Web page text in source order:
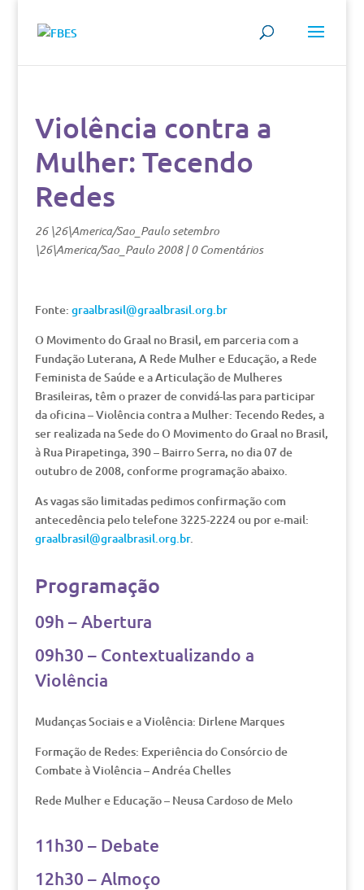
Violência contra a
Mulher: Tecendo
Redes
26 \26\America/Sao_Paulo setembro
\26\America/Sao_Paulo 2008|0 Comentários
Fonte: graalbrasil@graalbrasil.org.br
O Movimento do Graal no Brasil, em parceria com a
Fundação Luterana, A Rede Mulher e Educação, a Rede
Feminista de Saúde e a Articulação de Mulheres
Brasileiras, têm o prazer de convidá-las para participar
da oficina – Violência contra a Mulher: Tecendo Redes, a
ser realizada na Sede do O Movimento do Graal no Brasil,
à Rua Pirapetinga, 390 – Bairro Serra, no dia 07 de
outubro de 2008, conforme programação abaixo.
As vagas são limitadas pedimos confirmação com
antecedência pelo telefone 3225-2224 ou por e-mail:
graalbrasil@graalbrasil.org.br.
Programação
09h – Abertura
09h30 – Contextualizando a
Violência
Mudanças Sociais e a Violência: Dirlene Marques
Formação de Redes: Experiência do Consórcio de
Combate à Violência – Andréa Chelles
Rede Mulher e Educação – Neusa Cardoso de Melo
11h30 – Debate
12h30 – Almoço